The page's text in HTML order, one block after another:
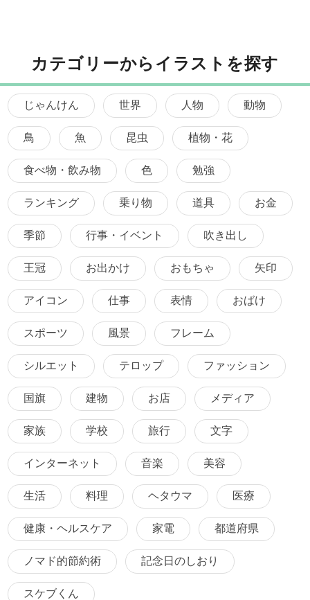
カテゴリーからイラストを探す
じゃんけん 世界 人物 動物
鳥 魚 昆虫 植物・花
食べ物・飲み物 色 勉強
ランキング 乗り物 道具 お金
季節 行事・イベント 吹き出し
王冠 お出かけ おもちゃ 矢印
アイコン 仕事 表情 おばけ
スポーツ 風景 フレーム
シルエット テロップ ファッション
国旗 建物 お店 メディア
家族 学校 旅行 文字
インターネット 音楽 美容
生活 料理 ヘタウマ 医療
健康・ヘルスケア 家電 都道府県
ノマド的節約術 記念日のしおり
スケブくん